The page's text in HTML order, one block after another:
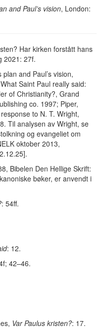
and Paul’s vision, London:
Har kirken forstått hans
2021: 27f.
and Paul’s vision,
Saint Paul really said:
of Christianity?, Grand
co. 1997; Piper,
to N. T. Wright,
Til analysen av Wright, se
og evangeliet om
oktober 2013,
Bibelen Den Hellige Skrift:
bøker, er anvendt i
: 54ff.
: 12.
42–46.
Var Paulus kristen?: 17.